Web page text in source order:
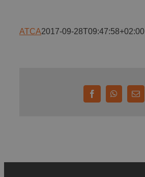
ATCA2017-09-28T09:47:58+02:00
FacebookWhatsApp
E-